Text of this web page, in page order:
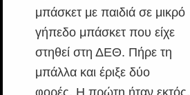
μπάσκετ με παιδιά σε μικρό
γήπεδο μπάσκετ που είχε
στηθεί στη ΔΕΘ. Πήρε τη
μπάλλα και έριξε δύο
φορές. Η πρώτη ήταν εκτός,